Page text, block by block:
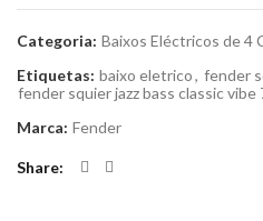
Categoria: Baixos Eléctricos de 4
Etiquetas: baixo eletrico, fender
fender squier jazz bass classic vibe
Marca: Fender
Share